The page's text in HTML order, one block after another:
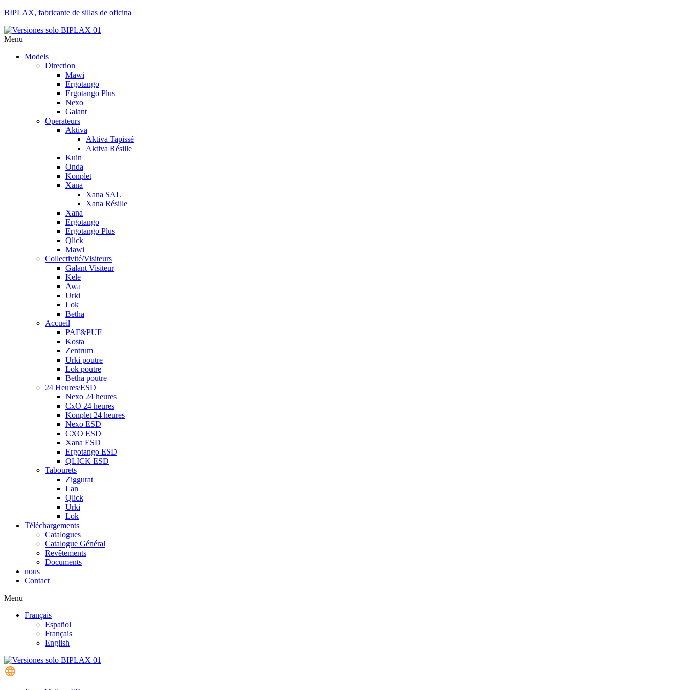
BIPLAX, fabricante de sillas de oficina
Menu
Models
Direction
Mawi
Ergotango
Ergotango Plus
Nexo
Galant
Operateurs
Aktiva
Aktiva Tapissé
Aktiva Résille
Kuin
Onda
Konplet
Xana
Xana SAL
Xana Résille
Xana
Ergotango
Ergotango Plus
Qlick
Mawi
Collectivité/Visiteurs
Galant Visiteur
Kele
Awa
Urki
Lok
Betha
Accueil
PAF&PUF
Kosta
Zentrum
Urki poutre
Lok poutre
Betha poutre
24 Heures/ESD
Nexo 24 heures
CxO 24 heures
Konplet 24 heures
Nexo ESD
CXO ESD
Xana ESD
Ergotango ESD
QLICK ESD
Tabourets
Ziggurat
Lan
Qlick
Urki
Lok
Téléchargements
Catalogues
Catalogue Général
Revêtements
Documents
nous
Contact
Menu
Français
Español
Français
English